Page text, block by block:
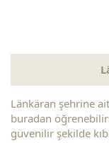
Länkäran şehrine
buradan
güvenilir şekilde